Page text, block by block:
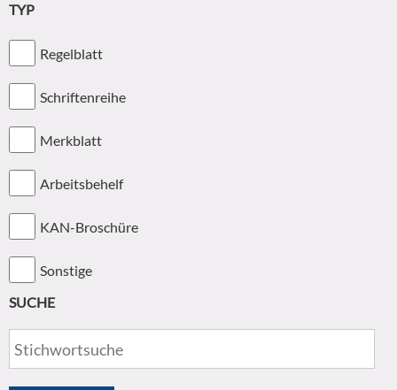
TYP
Regelblatt
Schriftenreihe
Merkblatt
Arbeitsbehelf
KAN-Broschüre
Sonstige
SUCHE